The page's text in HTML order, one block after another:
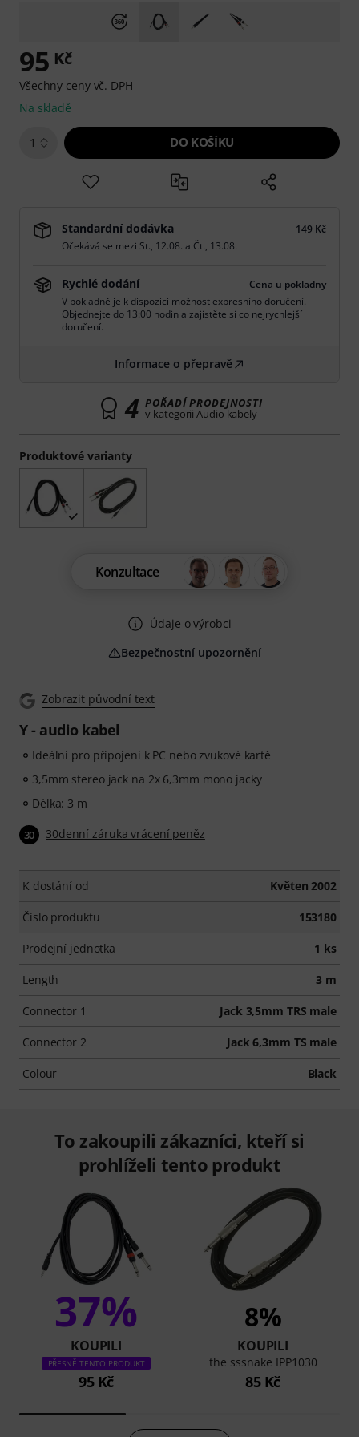
Zobrazit původní text
Y - audio kabel
Ideální pro připojení k PC nebo zvukové kartě
3,5mm stereo jack na 2x 6,3mm mono jacky
Délka: 3 m
30 30denní záruka vrácení peněz
K dostání od Květen 2002
Číslo produktu 153180
Prodejní jednotka 1 ks
Length 3 m
Connector 1 Jack 3,5mm TRS male
Connector 2 Jack 6,3mm TS male
Colour Black
Produktové varianty
95 Kč
Všechny ceny vč. DPH
Na skladě
1 DO KOŠÍKU
Standardní dodávka
149 Kč
Očekává se mezi St., 12.08. a Čt., 13.08.
Rychlé dodání
Cena u pokladny
V pokladně je k dispozici možnost expresního doručení.
Objednejte do 13:00 hodin a zajistěte si co nejrychlejší
doručení.
Informace o přepravě
4 POŘADÍ PRODEJNOSTI
v kategorii Audio kabely
Konzultace
Údaje o výrobci
Bezpečnostní upozornění
To zakoupili zákazníci, kteří si
prohlíželi tento produkt
37%
KOUPILI
PŘESNĚ TENTO PRODUKT
95 Kč
8%
KOUPILI
the sssnake IPP1030
85 Kč